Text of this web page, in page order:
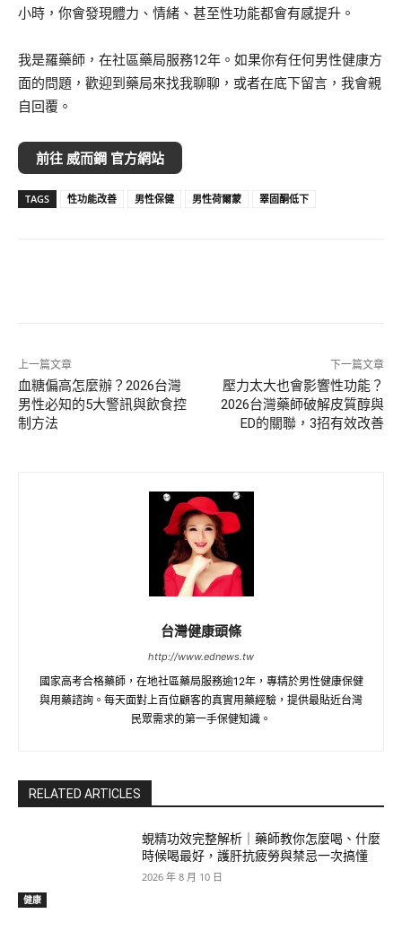
小時，你會發現體力、情緒、甚至性功能都會有感提升。
我是羅藥師，在社區藥局服務12年。如果你有任何男性健康方
面的問題，歡迎到藥局來找我聊聊，或者在底下留言，我會親
自回覆。
前往 威而鋼 官方網站
TAGS 性功能改善 男性保健 男性荷爾蒙 睪固酮低下
上一篇文章
血糖偏高怎麼辦？2026台灣
男性必知的5大警訊與飲食控
制方法
下一篇文章
壓力太大也會影響性功能？
2026台灣藥師破解皮質醇與
ED的關聯，3招有效改善
台灣健康頭條
http://www.ednews.tw
國家高考合格藥師，在地社區藥局服務逾12年，專精於男性健康保健
與用藥諮詢。每天面對上百位顧客的真實用藥經驗，提供最貼近台灣
民眾需求的第一手保健知識。
RELATED ARTICLES
健康
蜆精功效完整解析｜藥師教你怎麼喝、什麼
時候喝最好，護肝抗疲勞與禁忌一次搞懂
2026 年 8 月 10 日